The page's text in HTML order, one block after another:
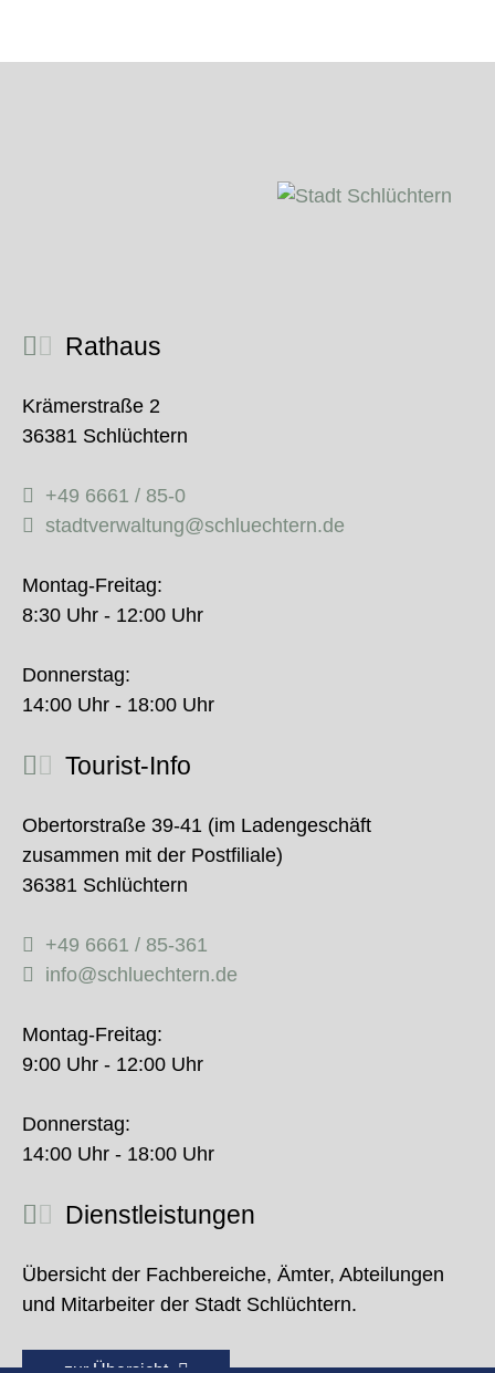
Rathaus
Krämerstraße 2
36381 Schlüchtern
+49 6661 / 85-0
stadtverwaltung@schluechtern.de
Montag-Freitag:
8:30 Uhr - 12:00 Uhr
Donnerstag:
14:00 Uhr - 18:00 Uhr
Tourist-Info
Obertorstraße 39-41 (im Ladengeschäft
zusammen mit der Postfiliale)
36381 Schlüchtern
+49 6661 / 85-361
info@schluechtern.de
Montag-Freitag:
9:00 Uhr - 12:00 Uhr
Donnerstag:
14:00 Uhr - 18:00 Uhr
Dienstleistungen
Übersicht der Fachbereiche, Ämter, Abteilungen
und Mitarbeiter der Stadt Schlüchtern.